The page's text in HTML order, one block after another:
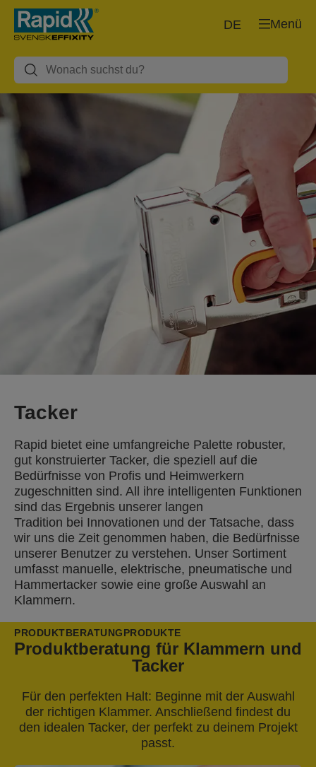
Menü
DE
Tacker
Rapid bietet eine umfangreiche Palette robuster,
gut konstruierter Tacker, die speziell auf die
Bedürfnisse von Profis und Heimwerkern
zugeschnitten sind. All ihre intelligenten Funktionen
sind das Ergebnis unserer langen
Tradition bei Innovationen und der Tatsache, dass
wir uns die Zeit genommen haben, die Bedürfnisse
unserer Benutzer zu verstehen. Unser Sortiment
umfasst manuelle, elektrische, pneumatische und
Hammertacker sowie eine große Auswahl an
Klammern.
PRODUKTBERATUNGPRODUKTE
Produktberatung für Klammern und
Tacker
Für den perfekten Halt: Beginne mit der Auswahl
der richtigen Klammer. Anschließend findest du
den idealen Tacker, der perfekt zu deinem Projekt
passt.